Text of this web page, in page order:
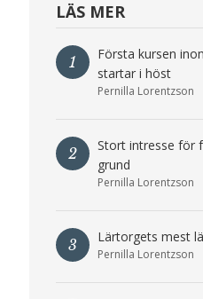
LÄS MER
1
Första kursen
startar i höst
Pernilla Lorentzson
2
Stort intresse för
grund
Pernilla Lorentzson
3 Lärtorgets mest
Pernilla Lorentzson